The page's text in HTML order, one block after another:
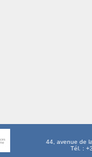
44, avenue de
Tél. :